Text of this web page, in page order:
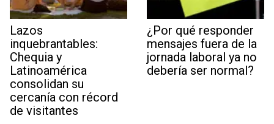
Lazos
inquebrantables:
Chequia y
Latinoamérica
consolidan su
cercanía con récord
de visitantes
¿Por qué responder
mensajes fuera de la
jornada laboral ya no
debería ser normal?